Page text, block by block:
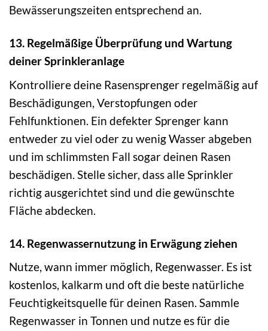
Bewässerungszeiten entsprechend an.
13. Regelmäßige Überprüfung und Wartung
deiner Sprinkleranlage
Kontrolliere deine Rasensprenger regelmäßig auf
Beschädigungen, Verstopfungen oder
Fehlfunktionen. Ein defekter Sprenger kann
entweder zu viel oder zu wenig Wasser abgeben
und im schlimmsten Fall sogar deinen Rasen
beschädigen. Stelle sicher, dass alle Sprinkler
richtig ausgerichtet sind und die gewünschte
Fläche abdecken.
14. Regenwassernutzung in Erwägung ziehen
Nutze, wann immer möglich, Regenwasser. Es ist
kostenlos, kalkarm und oft die beste natürliche
Feuchtigkeitsquelle für deinen Rasen. Sammle
Regenwasser in Tonnen und nutze es für die